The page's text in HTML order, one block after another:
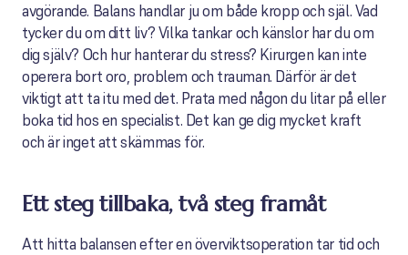
avgörande. Balans handlar ju om både kropp och själ. Vad
tycker du om ditt liv? Vilka tankar och känslor har du om
dig själv? Och hur hanterar du stress? Kirurgen kan inte
operera bort oro, problem och trauman. Därför är det
viktigt att ta itu med det. Prata med någon du litar på eller
boka tid hos en specialist. Det kan ge dig mycket kraft
och är inget att skämmas för.
Ett steg tillbaka, två steg framåt
Att hitta balansen efter en överviktsoperation tar tid och